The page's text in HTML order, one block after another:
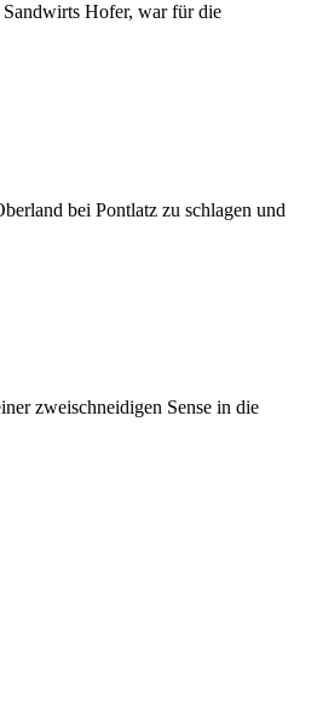
Sandwirts Hofer, war für die
bei Pontlatz zu schlagen und
zweischneidigen Sense in die